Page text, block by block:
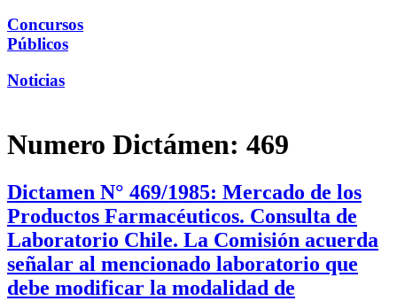
Concursos
Públicos
Noticias
Numero Dictámen: 469
Dictamen N° 469/1985: Mercado de los
Productos Farmacéuticos. Consulta de
Laboratorio Chile. La Comisión acuerda
señalar al mencionado laboratorio que
debe modificar la modalidad de